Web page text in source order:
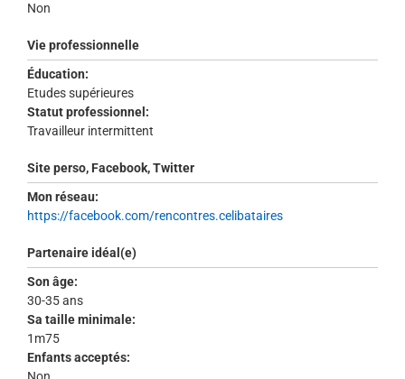
Non
Vie professionnelle
Éducation:
Etudes supérieures
Statut professionnel:
Travailleur intermittent
Site perso, Facebook, Twitter
Mon réseau:
https://facebook.com/rencontres.celibataires
Partenaire idéal(e)
Son âge:
30-35 ans
Sa taille minimale:
1m75
Enfants acceptés: